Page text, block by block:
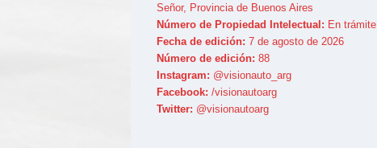
Señor, Provincia de Buenos Aires
Número de Propiedad Intelectual: En trámite
Fecha de edición: 7 de agosto de 2026
Número de edición: 88
Instagram: @visionauto_arg
Facebook: /visionautoarg
Twitter: @visionautoarg